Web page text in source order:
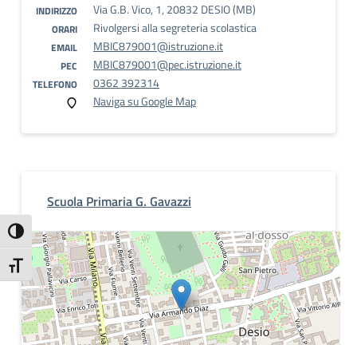
Attiva/disattiva alto contrasto
Attiva/disattiva dimensione testo
INDIRIZZO Via G.B. Vico, 1, 20832 DESIO (MB)
ORARI Rivolgersi alla segreteria scolastica
EMAIL MBIC879001@istruzione.it
PEC MBIC879001@pec.istruzione.it
TELEFONO
0362 392314
Naviga su Google Map
Scuola Primaria G. Gavazzi